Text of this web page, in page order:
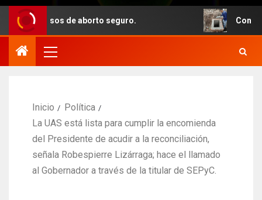
casos de aborto seguro. Con recursos
Inicio
Política
La UAS está lista para cumplir la encomienda
del Presidente de acudir a la reconciliación,
señala Robespierre Lizárraga; hace el llamado
al Gobernador a través de la titular de SEPyC.